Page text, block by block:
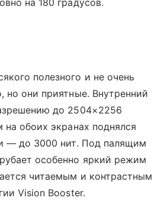
на 180 градусов.
полезного и не очень
но они приятные. Внутренний
до 2504×2256
обоих экранах поднялся
— до 3000 нит. Под палящим
особенно яркий режим
читаемым и контрастным
Vision Booster.